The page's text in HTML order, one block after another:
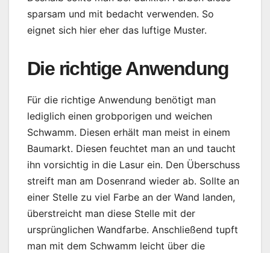
sparsam und mit bedacht verwenden. So
eignet sich hier eher das luftige Muster.
Die richtige Anwendung
Für die richtige Anwendung benötigt man
lediglich einen grobporigen und weichen
Schwamm. Diesen erhält man meist in einem
Baumarkt. Diesen feuchtet man an und taucht
ihn vorsichtig in die Lasur ein. Den Überschuss
streift man am Dosenrand wieder ab. Sollte an
einer Stelle zu viel Farbe an der Wand landen,
überstreicht man diese Stelle mit der
ursprünglichen Wandfarbe. Anschließend tupft
man mit dem Schwamm leicht über die